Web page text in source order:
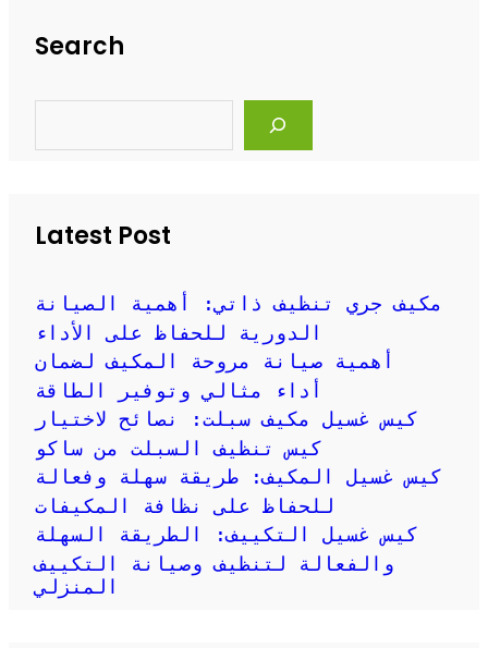
Search
Latest Post
مكيف جري تنظيف ذاتي: أهمية الصيانة
الدورية للحفاظ على الأداء
أهمية صيانة مروحة المكيف لضمان
أداء مثالي وتوفير الطاقة
كيس غسيل مكيف سبلت: نصائح لاختيار
كيس تنظيف السبلت من ساكو
كيس غسيل المكيف: طريقة سهلة وفعالة
للحفاظ على نظافة المكيفات
كيس غسيل التكييف: الطريقة السهلة
والفعالة لتنظيف وصيانة التكييف
المنزلي